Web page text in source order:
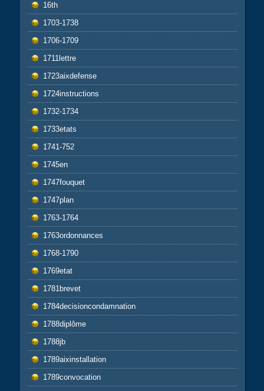
16th
1703-1738
1706-1709
1711lettre
1723aixdefense
1724instructions
1732-1734
1733etats
1741-752
1745en
1747fouquet
1747plan
1763-1764
1763ordonnances
1768-1790
1769etat
1781brevet
1784decisioncondamnation
1788diplôme
1788jb
1789aixinstallation
1789convocation